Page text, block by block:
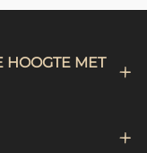
HOOGTE MET